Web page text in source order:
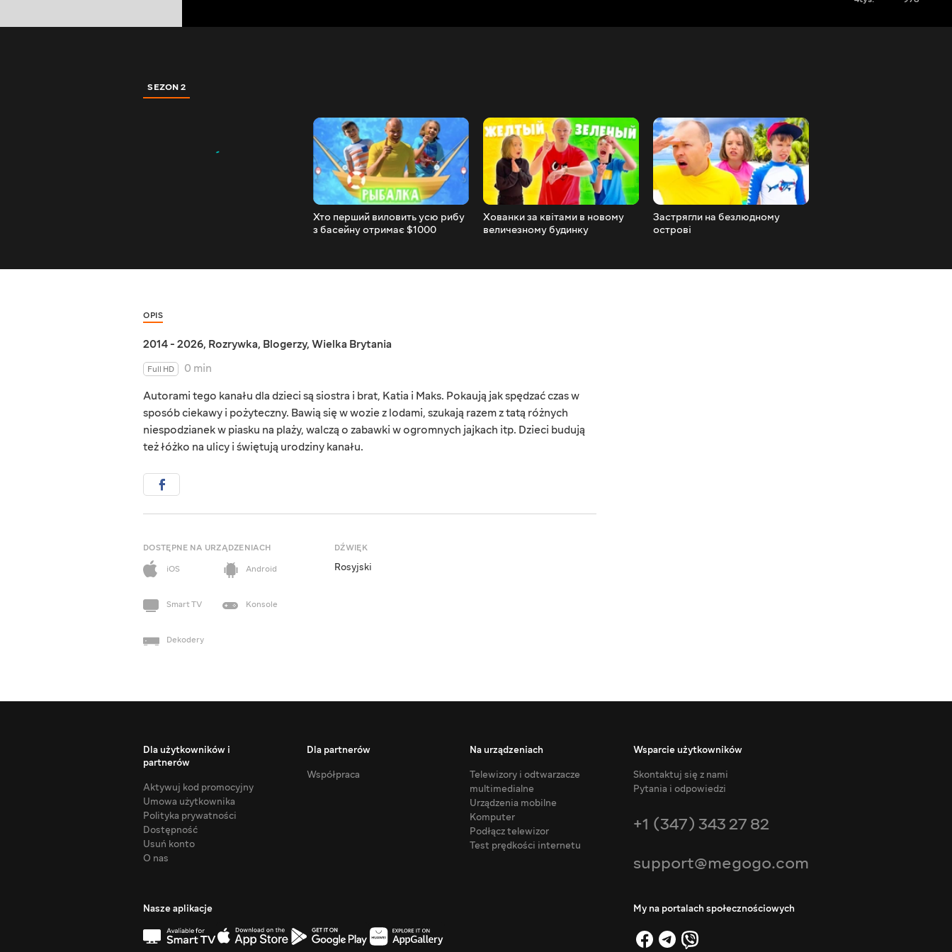
SEZON 2
Хто перший виловить усю рибу
з басейну отримає $1000
Хованки за квітами в новому
величезному будинку
Застрягли на безлюдному
острові
OPIS
2014 - 2026, Rozrywka, Blogerzy, Wielka Brytania
Full HD
0 min
Autorami tego kanału dla dzieci są siostra i brat, Katia i Maks. Pokaują jak spędzać czas w
sposób ciekawy i pożyteczny. Bawią się w wozie z lodami, szukają razem z tatą różnych
niespodzianek w piasku na plaży, walczą o zabawki w ogromnych jajkach itp. Dzieci budują
też łóżko na ulicy i świętują urodziny kanału.
DOSTĘPNE NA URZĄDZENIACH
iOS
Android
Smart TV Konsole
Dekodery
DŹWIĘK
Rosyjski
Dla użytkowników i
partnerów
Aktywuj kod promocyjny
Umowa użytkownika
Polityka prywatności
Dostępność
Usuń konto
O nas
Dla partnerów
Współpraca
Na urządzeniach
Telewizory i odtwarzacze
multimedialne
Urządzenia mobilne
Komputer
Podłącz telewizor
Test prędkości internetu
Wsparcie użytkowników
Skontaktuj się z nami
Pytania i odpowiedzi
+1 (347) 343 27 82
support@megogo.com
Nasze aplikacje My na portalach społecznościowych